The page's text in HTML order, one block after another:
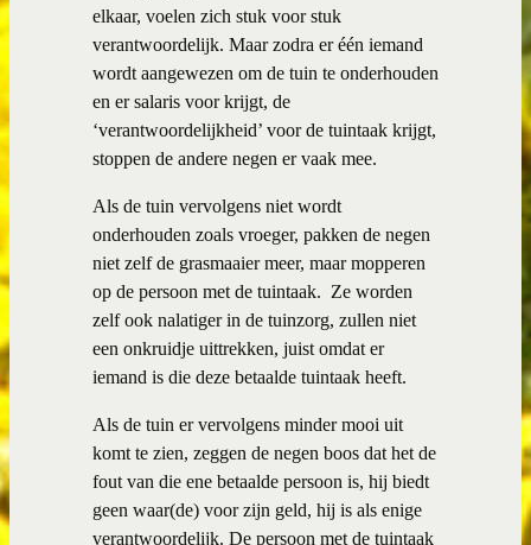
elkaar, voelen zich stuk voor stuk
verantwoordelijk. Maar zodra er één iemand
wordt aangewezen om de tuin te onderhouden
en er salaris voor krijgt, de
‘verantwoordelijkheid’ voor de tuintaak krijgt,
stoppen de andere negen er vaak mee.
Als de tuin vervolgens niet wordt
onderhouden zoals vroeger, pakken de negen
niet zelf de grasmaaier meer, maar mopperen
op de persoon met de tuintaak. Ze worden
zelf ook nalatiger in de tuinzorg, zullen niet
een onkruidje uittrekken, juist omdat er
iemand is die deze betaalde tuintaak heeft.
Als de tuin er vervolgens minder mooi uit
komt te zien, zeggen de negen boos dat het de
fout van die ene betaalde persoon is, hij biedt
geen waar(de) voor zijn geld, hij is als enige
verantwoordelijk. De persoon met de tuintaak